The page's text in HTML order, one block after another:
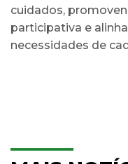
cuidados,
participativa e
necessidades de